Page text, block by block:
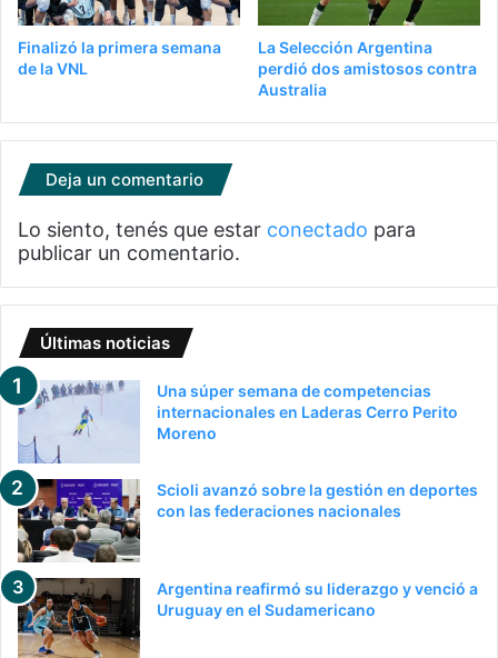
Finalizó la primera semana
de la VNL
La Selección Argentina
perdió dos amistosos contra
Australia
Deja un comentario
Lo siento, tenés que estar conectado para
publicar un comentario.
Últimas noticias
Una súper semana de competencias
internacionales en Laderas Cerro Perito
Moreno
Scioli avanzó sobre la gestión en deportes
con las federaciones nacionales
Argentina reafirmó su liderazgo y venció a
Uruguay en el Sudamericano